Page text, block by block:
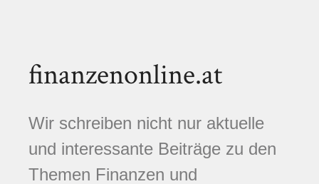
finanzenonline.at
Wir schreiben nicht nur aktuelle
und interessante Beiträge zu den
Themen Finanzen und